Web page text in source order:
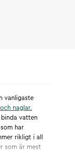
vanligaste
naglar.
binda vatten
har
rikligt i all
som är mest